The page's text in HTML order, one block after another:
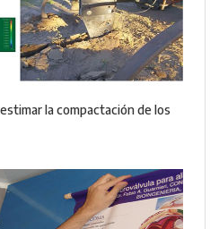
la compactación de los